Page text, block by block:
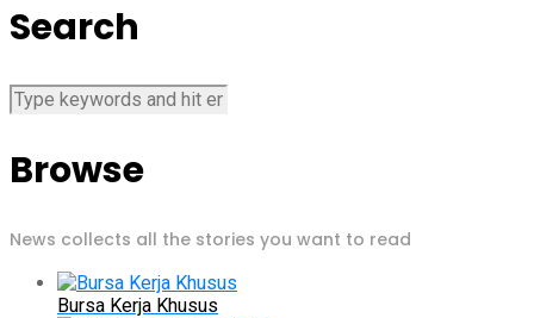
Search
Browse
News collects all the stories you want to read
Bursa Kerja Khusus